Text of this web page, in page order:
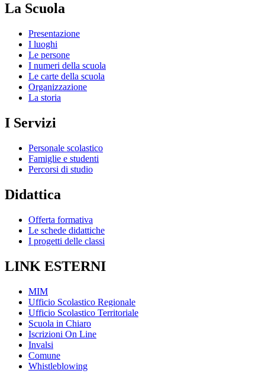
La Scuola
Presentazione
I luoghi
Le persone
I numeri della scuola
Le carte della scuola
Organizzazione
La storia
I Servizi
Personale scolastico
Famiglie e studenti
Percorsi di studio
Didattica
Offerta formativa
Le schede didattiche
I progetti delle classi
LINK ESTERNI
MIM
Ufficio Scolastico Regionale
Ufficio Scolastico Territoriale
Scuola in Chiaro
Iscrizioni On Line
Invalsi
Comune
Whistleblowing